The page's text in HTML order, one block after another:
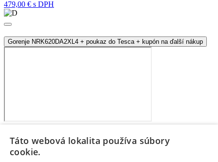
479,00 € s DPH
Gorenje NRK620DA2XL4 + poukaz do Tesca + kupón na ďalší nákup
Táto webová lokalita používa súbory
cookie.